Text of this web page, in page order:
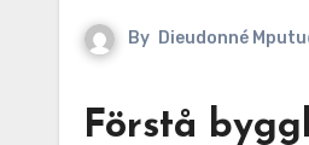
By Dieudonné Mputu
Förstå